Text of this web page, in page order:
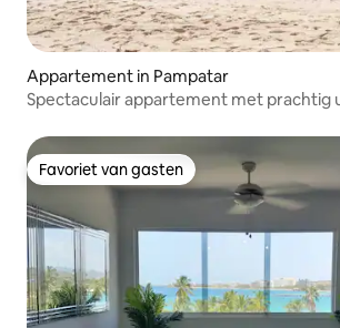
Appartement in Pampatar
Spectaculair appartement met prachtig
Favoriet van gasten
Favoriet van gasten